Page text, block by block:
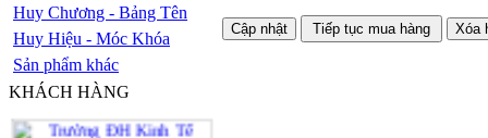
Huy Chương - Bảng Tên
Huy Hiệu - Móc Khóa
Sản phẩm khác
KHÁCH HÀNG